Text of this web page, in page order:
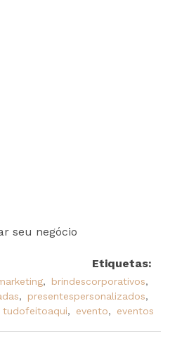
seu negócio
Etiquetas:
, brindescorporativos,
, presentespersonalizados,
tudofeitoaqui, evento, eventos